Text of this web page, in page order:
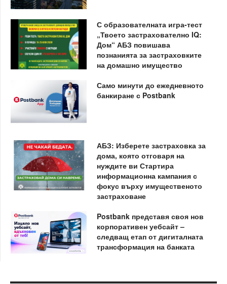
С образователната игра-тест
„Твоето застрахователно IQ:
Дом“ АБЗ повишава
познанията за застраховките
на домашно имущество
Само минути до ежедневното
банкиране с Postbank
АБЗ: Изберете застраховка за
дома, която отговаря на
нуждите ви Стартира
информационна кампания с
фокус върху имущественото
застраховане
Postbank представя своя нов
корпоративен уебсайт –
следващ етап от дигиталната
трансформация на банката